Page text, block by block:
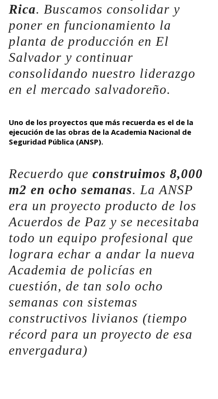
Rica. Buscamos consolidar y
poner en funcionamiento la
planta de producción en El
Salvador y continuar
consolidando nuestro liderazgo
en el mercado salvadoreño.
Uno de los proyectos que más recuerda es el de la
ejecución de las obras de la Academia Nacional de
Seguridad Pública (ANSP).
Recuerdo que construimos 8,000
m2 en ocho semanas. La ANSP
era un proyecto producto de los
Acuerdos de Paz y se necesitaba
todo un equipo profesional que
lograra echar a andar la nueva
Academia de policías en
cuestión, de tan solo ocho
semanas con sistemas
constructivos livianos (tiempo
récord para un proyecto de esa
envergadura)